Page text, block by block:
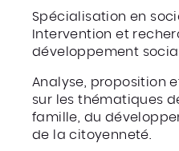
Spécialisation en
Intervention et
développement
Analyse, proposition
sur les thématiques
famille, du
de la citoyenneté.